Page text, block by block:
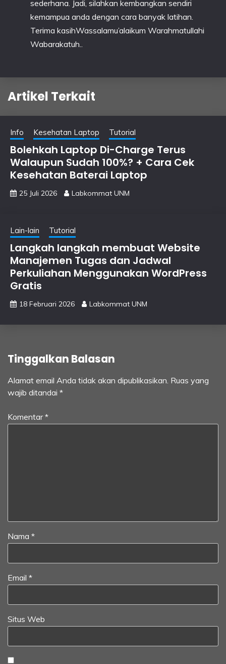
sederhana. Jadi, silahkan kembangkan sendiri
kemampua anda dengan cara banyak latihan.
Terima kasihWassalamu’alaikum Warahmatullahi
Wabarakatuh..
Artikel Terkait
Info Kesehatan Laptop Tutorial
Bolehkah Laptop Di-Charge Terus
Walaupun Sudah 100%? + Cara Cek
Kesehatan Baterai Laptop
25 Juli 2026 Labkommat UNM
Lain-lain Tutorial
Langkah langkah membuat Website
Manajemen Tugas dan Jadwal
Perkuliahan Menggunakan WordPress
Gratis
18 Februari 2026 Labkommat UNM
Tinggalkan Balasan
Alamat email Anda tidak akan dipublikasikan. Ruas yang
wajib ditandai *
Komentar*
Nama *
Email *
Situs Web